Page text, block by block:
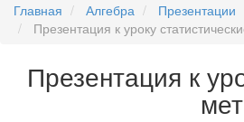
Главная Алгебра
Презентации
Презентация к уроку
Презентация к